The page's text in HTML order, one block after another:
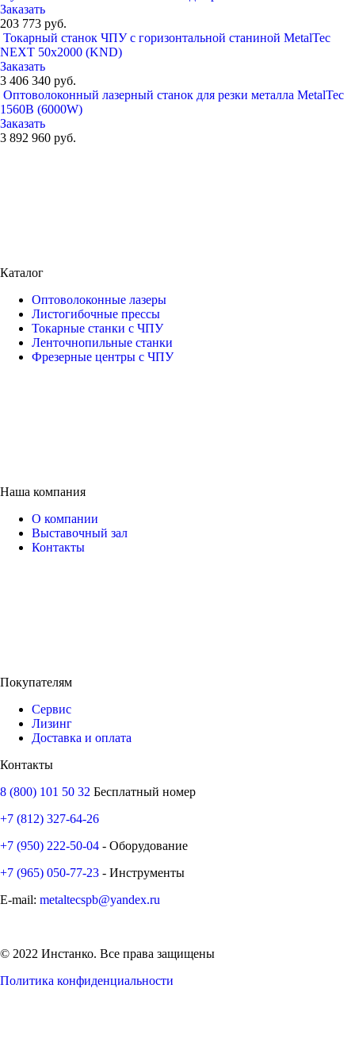
Заказать
203 773 руб.
Токарный станок ЧПУ с горизонтальной станиной MetalTec
NEXT 50x2000 (KND)
Заказать
3 406 340 руб.
Оптоволоконный лазерный станок для резки металла MetalTec
1560B (6000W)
Заказать
3 892 960 руб.
Каталог
Оптоволоконные лазеры
Листогибочные прессы
Токарные станки с ЧПУ
Ленточнопильные станки
Фрезерные центры с ЧПУ
Наша компания
О компании
Выставочный зал
Контакты
Покупателям
Сервис
Лизинг
Доставка и оплата
Контакты
8 (800) 101 50 32 Бесплатный номер
+7 (812) 327-64-26
+7 (950) 222-50-04 - Оборудование
+7 (965) 050-77-23 - Инструменты
E-mail: metaltecspb@yandex.ru
© 2022 Инстанко. Все права защищены
Политика конфиденциальности